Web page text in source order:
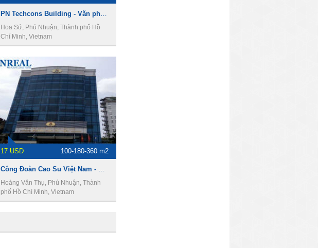
Hoa Sứ, Phú Nhuận, Thành phố Hồ
Chí Minh, Vietnam
17 USD 100-180-360 m2
Hoàng Văn Thụ, Phú Nhuận, Thành
phố Hồ Chí Minh, Vietnam